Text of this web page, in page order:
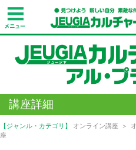
講座詳細
【ジャンル・カテゴリ】 オンライン講座
座